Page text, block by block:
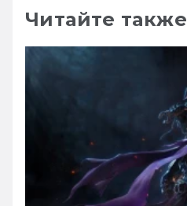
Читайте также